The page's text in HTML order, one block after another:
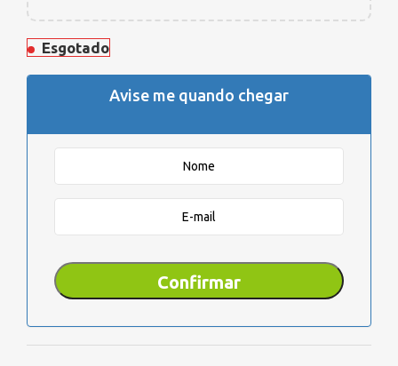
Esgotado
Avise me quando chegar